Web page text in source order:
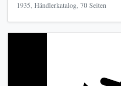
1935, Händlerkatalog, 70 Seiten